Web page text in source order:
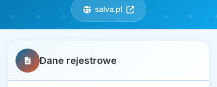
salva.pl
Dane rejestrowe